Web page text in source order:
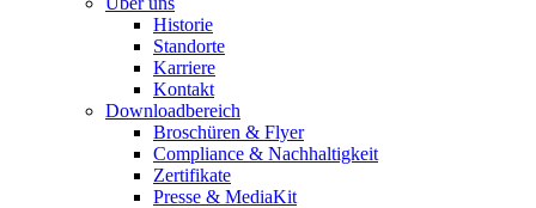
Historie
Standorte
Karriere
Kontakt
Downloadbereich
Broschüren & Flyer
Compliance & Nachhaltigkeit
Zertifikate
Presse & MediaKit